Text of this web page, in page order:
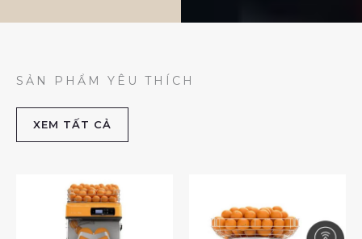
SẢN PHẨM YÊU THÍCH
XEM TẤT CẢ